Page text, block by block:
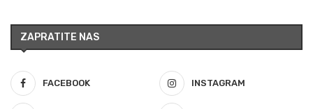
ZAPRATITE NAS
FACEBOOK INSTAGRAM